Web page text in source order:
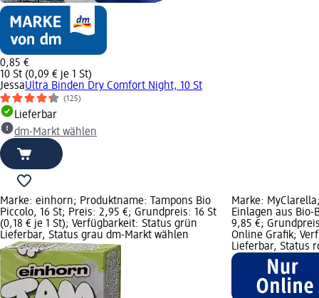
0,85 €
10 St (0,09 € je 1 St)
JessaUltra Binden Dry Comfort Night, 10 St
(125)
Lieferbar
dm-Markt wählen
Marke: einhorn; Produktname: Tampons Bio
Piccolo, 16 St; Preis: 2,95 €; Grundpreis: 16 St
(0,18 € je 1 St); Verfügbarkeit: Status grün
Lieferbar, Status grau dm-Markt wählen
Marke:
Einlagen aus Bio-
9,85 €;
Online Grafik;
Lieferbar, Status